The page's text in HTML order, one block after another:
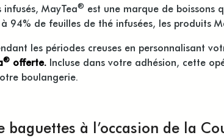
MayTea® est une marque de boissons
94% de feuilles de thé infusées, les produits
les périodes creuses en personnalisant
® offerte. Incluse dans votre adhésion, cette
boulangerie.
baguettes à l’occasion de la